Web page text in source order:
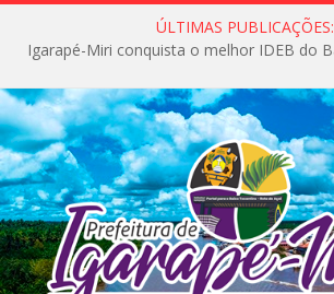
ÚLTIMAS PUBLICAÇÕES: